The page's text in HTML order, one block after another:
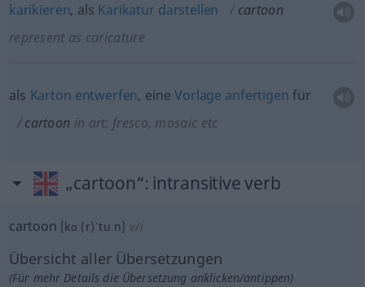
karikieren, als Karikatur darstellen
cartoon
represent as caricature
als Karton entwerfen, eineVorlage anfertigen für
cartoon in art: fresco, mosaic etc
„cartoon“: intransitive verb
cartoon [kɑː(r)ˈtuːn] v/i
Übersicht aller Übersetzungen
(Für mehr Details die Übersetzung anklicken/antippen)